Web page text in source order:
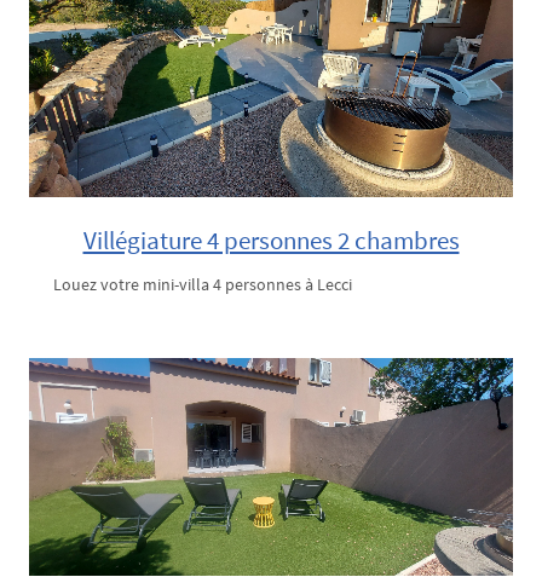
Villégiature 4 personnes 2 chambres
Louez votre mini-villa 4 personnes à Lecci